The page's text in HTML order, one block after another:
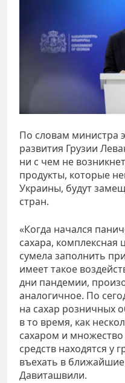
По словам министра
развития Грузии
ни с чем не
продукты, которые
Украины, будут
стран.
«Когда начался
сахара, комплексная
сумела заполнить
имеет такое
дни пандемии,
аналогичное. По
на сахар розничных
в то время, как
сахаром и
средств находятся у
въехать в
Давиташвили.